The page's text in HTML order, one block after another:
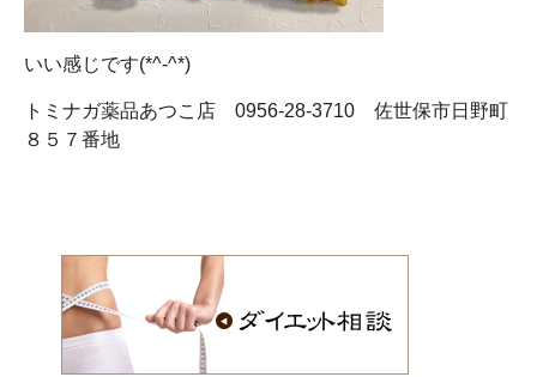
いい感じです(*^-^*)
トミナガ薬品あつこ店 0956-28-3710 佐世保市日野町
８５７番地